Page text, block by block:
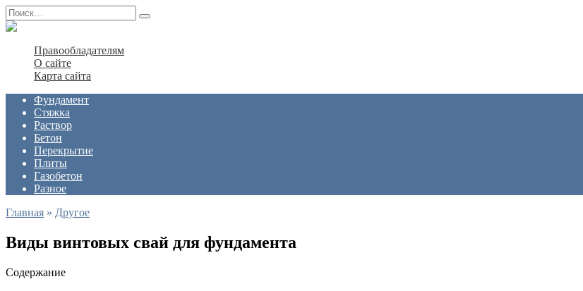
Перейти
к
Search
for:
Правообладателям
О сайте
Карта сайта
Фундамент
Стяжка
Раствор
Бетон
Перекрытие
Плиты
Газобетон
Разное
Главная » Другое
Виды винтовых свай для фундамента
Содержание